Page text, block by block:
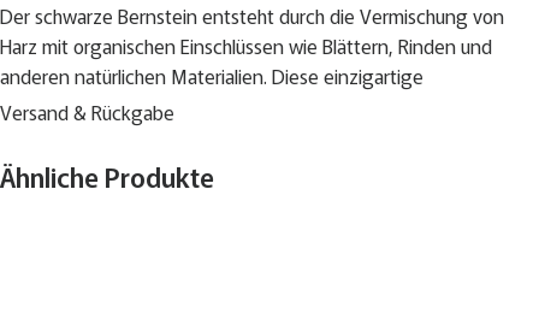
Der schwarze Bernstein entsteht durch die Vermischung von
Harz mit organischen Einschlüssen wie Blättern, Rinden und
anderen natürlichen Materialien. Diese einzigartige
Zusammensetzung verleiht ihm seine dunkle Farbe und
charakteristische Maserung.
Ein Schmuckstück, das durch seine schlichte Schönheit und
Versand & Rückgabe
Ähnliche Produkte